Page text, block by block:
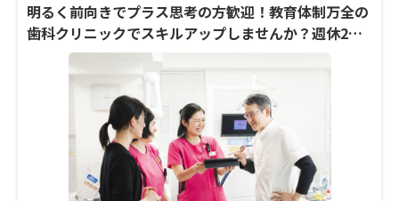
明るく前向きでプラス思考の方歓迎！教育体制万全の
歯科クリニックでスキルアップしませんか？週休2日
制・18時終業